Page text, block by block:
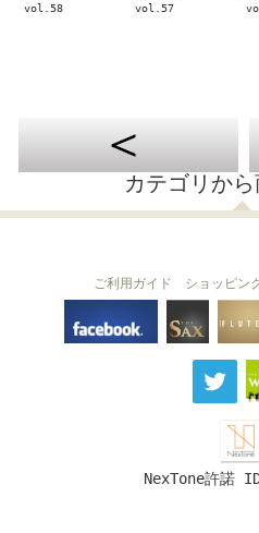
vol.58
vol.57
カテゴリか
THE SAX
ご利用ガイド ショッピン
NexTone許諾